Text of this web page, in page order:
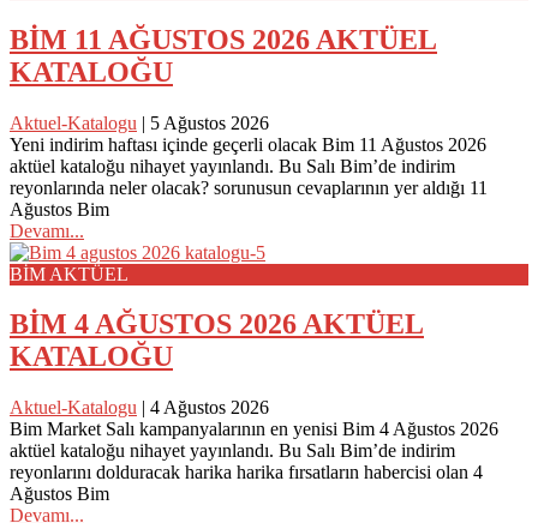
BİM 11 AĞUSTOS 2026 AKTÜEL
KATALOĞU
Aktuel-Katalogu | 5 Ağustos 2026
Yeni indirim haftası içinde geçerli olacak Bim 11 Ağustos 2026
aktüel kataloğu nihayet yayınlandı. Bu Salı Bim’de indirim
reyonlarında neler olacak? sorunusun cevaplarının yer aldığı 11
Ağustos Bim
Devamı...
BİM AKTÜEL
BİM 4 AĞUSTOS 2026 AKTÜEL
KATALOĞU
Aktuel-Katalogu | 4 Ağustos 2026
Bim Market Salı kampanyalarının en yenisi Bim 4 Ağustos 2026
aktüel kataloğu nihayet yayınlandı. Bu Salı Bim’de indirim
reyonlarını dolduracak harika harika fırsatların habercisi olan 4
Ağustos Bim
Devamı...